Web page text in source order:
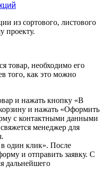
из сортового, листового
проекту.
товар, необходимо его
того, как это можно
и нажать кнопку «В
и нажать «Оформить
с контактными данными
менеджер для
один клик». После
и отправить заявку. С
дальнейшего